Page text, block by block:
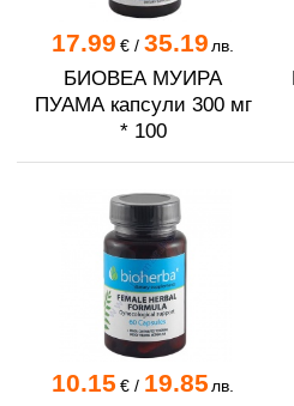
17.99 €/ 35.19 лв.
БИОВЕА МУИРА
ПУАМА капсули 300 мг
* 100
10.15 €/ 19.85 лв.